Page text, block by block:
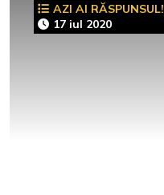
AZI AI RĂSPUNSUL!
17 iul 2020